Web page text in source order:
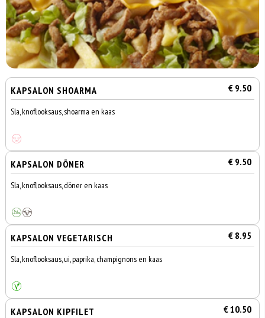
KAPSALON SHOARMA € 9.50
Sla, knoflooksaus, shoarma en kaas
KAPSALON DÖNER € 9.50
Sla, knoflooksaus, döner en kaas
KAPSALON VEGETARISCH € 8.95
Sla, knoflooksaus, ui, paprika, champignons en kaas
KAPSALON KIPFILET € 10.50